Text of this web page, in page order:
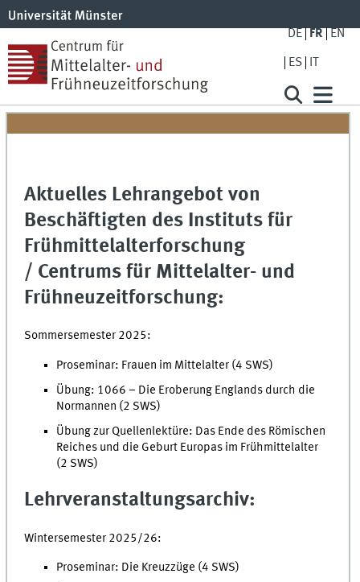
DE FR EN
ES IT
Aktuelles Lehrangebot von
Beschäftigten des Instituts für
Frühmittelalterforschung
/ Centrums für Mittelalter- und
Frühneuzeitforschung:
Sommersemester 2025:
Proseminar: Frauen im Mittelalter (4 SWS)
Übung: 1066 – Die Eroberung Englands durch die
Normannen (2 SWS)
Übung zur Quellenlektüre: Das Ende des Römischen
Reiches und die Geburt Europas im Frühmittelalter
(2 SWS)
Lehrveranstaltungsarchiv:
Wintersemester 2025/26:
Proseminar: Die Kreuzzüge (4 SWS)